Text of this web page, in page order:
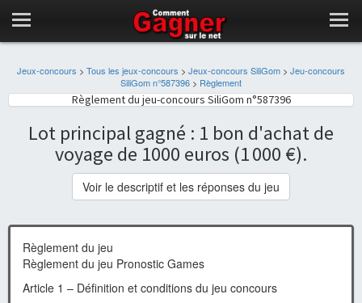
Jeux-concours > Tous les jeux-concours > Jeux-concours SiliGom > Jeu-concours
SiliGom n°587396 > Règlement
Règlement du jeu-concours SiliGom n°587396
Lot principal gagné : 1 bon d'achat de
voyage de 1000 euros (1 000 €).
Voir le descriptif et les réponses du jeu
Règlement du jeu
Règlement du jeu Pronostic Games
Article 1 – Définition et conditions du jeu concours